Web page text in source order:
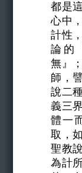
都是
心中
計性
論的
無』
師，
說二
義三
體一
取，
聖教
為計